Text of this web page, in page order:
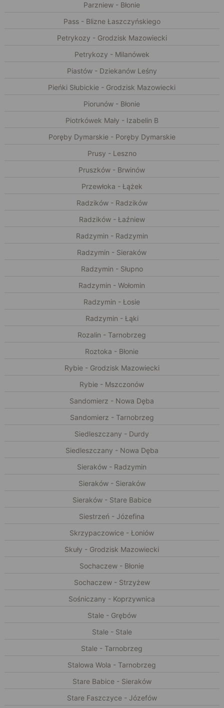
Parzniew - Błonie
Pass - Blizne Łaszczyńskiego
Petrykozy - Grodzisk Mazowiecki
Petrykozy - Milanówek
Piastów - Dziekanów Leśny
Pieńki Słubickie - Grodzisk Mazowiecki
Piorunów - Błonie
Piotrkówek Mały - Izabelin B
Poręby Dymarskie - Poręby Dymarskie
Prusy - Leszno
Pruszków - Brwinów
Przewłoka - Łążek
Radzików - Radzików
Radzików - Łaźniew
Radzymin - Radzymin
Radzymin - Sieraków
Radzymin - Słupno
Radzymin - Wołomin
Radzymin - Łosie
Radzymin - Łąki
Rozalin - Tarnobrzeg
Roztoka - Błonie
Rybie - Grodzisk Mazowiecki
Rybie - Mszczonów
Sandomierz - Nowa Dęba
Sandomierz - Tarnobrzeg
Siedleszczany - Durdy
Siedleszczany - Nowa Dęba
Sieraków - Radzymin
Sieraków - Sieraków
Sieraków - Stare Babice
Siestrzeń - Józefina
Skrzypaczowice - Łoniów
Skuły - Grodzisk Mazowiecki
Sochaczew - Błonie
Sochaczew - Strzyżew
Sośniczany - Koprzywnica
Stale - Grębów
Stale - Stale
Stale - Tarnobrzeg
Stalowa Wola - Tarnobrzeg
Stare Babice - Sieraków
Stare Faszczyce - Józefów